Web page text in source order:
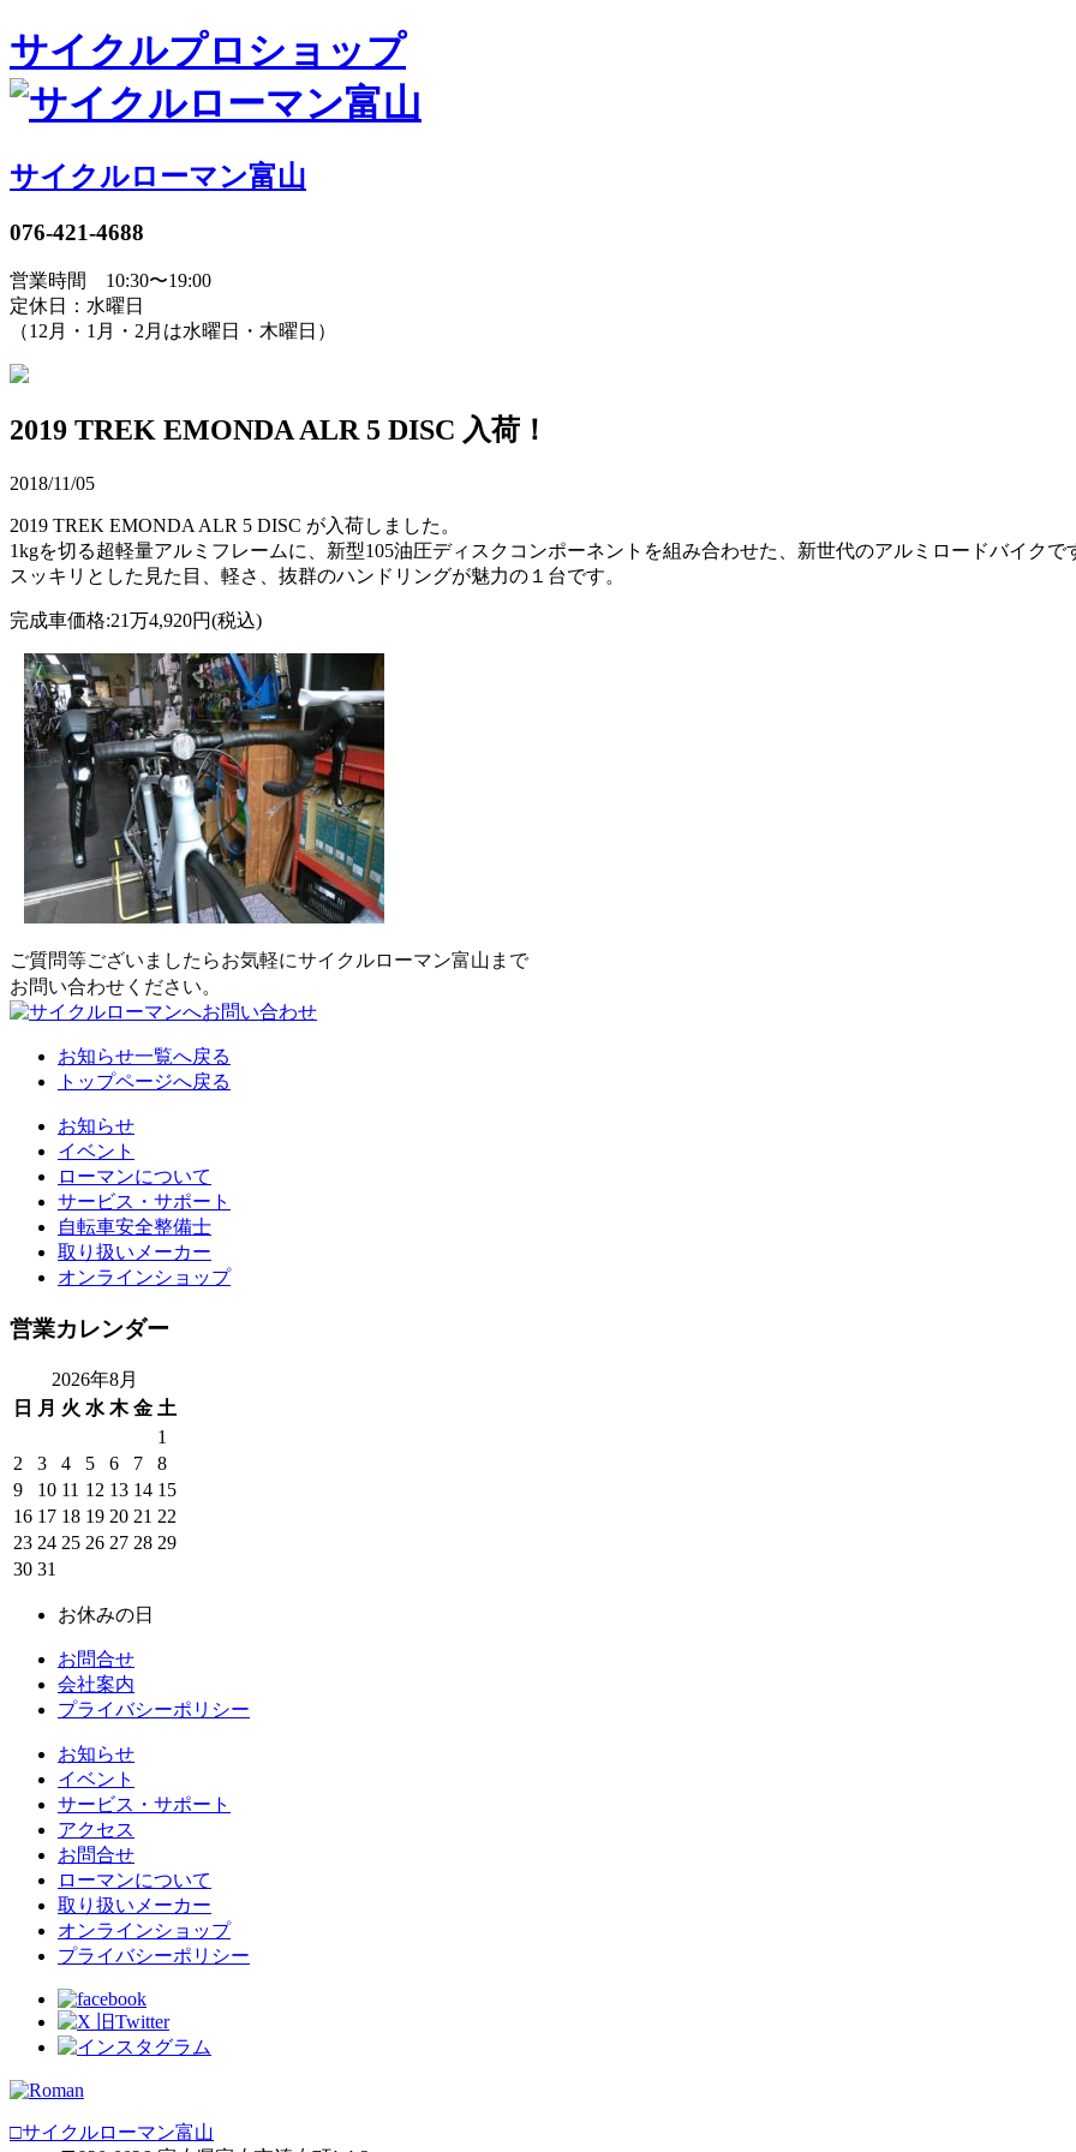
サイクルプロショップ
サイクルローマン富山
076-421-4688
営業時間 10:30〜19:00
定休日：水曜日
（12月・1月・2月は水曜日・木曜日）
2019 TREK EMONDA ALR 5 DISC 入荷！
2018/11/05
2019 TREK EMONDA ALR 5 DISC が入荷しました。
1kgを切る超軽量アルミフレームに、新型105油圧ディスクコンポーネントを組み合わせた、新世代のアルミロードバイクで
スッキリとした見た目、軽さ、抜群のハンドリングが魅力の１台です。
完成車価格:21万4,920円(税込)
ご質問等ございましたらお気軽にサイクルローマン富山まで
お問い合わせください。
お知らせ一覧へ戻る
トップページへ戻る
お知らせ
イベント
ローマンについて
サービス・サポート
自転車安全整備士
取り扱いメーカー
オンラインショップ
営業カレンダー
2026年8月
日
月 火 水 木 金 土
1
2
3 4 5 6 7
8
9
10 11 12 13 14 15
16 17 18 19 20 21 22
23 24 25 26 27 28 29
30 31
お休みの日
お問合せ
会社案内
プライバシーポリシー
お知らせ
イベント
サービス・サポート
アクセス
お問合せ
ローマンについて
取り扱いメーカー
オンラインショップ
プライバシーポリシー
□サイクルローマン富山